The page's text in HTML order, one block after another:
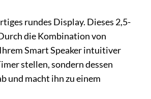
rundes Display. Dieses 2,5-
die Kombination von
Smart Speaker intuitiver
stellen, sondern dessen
und macht ihn zu einem